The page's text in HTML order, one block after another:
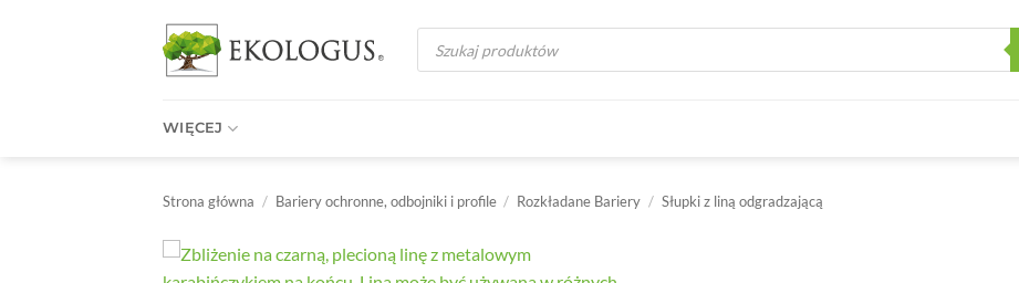
Wyszukiwarka
produktów
WIĘCEJ
Strona główna / Bariery ochronne, odbojniki i profile / Rozkładane Bariery / Słupki z liną odgradzającą